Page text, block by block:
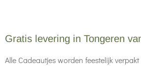
Gratis levering in Tongeren
Alle Cadeautjes worden feestelijk